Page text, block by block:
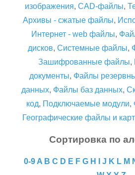
изображения, CAD-файлы,
Архивы - сжатые файлы,
Интернет - web файлы,
дисков, Системные файлы,
Зашифрованные файлы,
документы, Файлы
данных, Файлы баз данных,
код, Подключаемые модули,
Географические файлы и
Сортировка по
0-9 A B C D E F G H J K L M